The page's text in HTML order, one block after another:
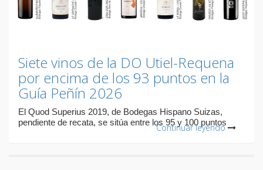
Siete vinos de la DO Utiel-Requena
por encima de los 93 puntos en la
Guía Peñín 2026
El Quod Superius 2019, de Bodegas Hispano Suizas,
pendiente de recata, se sitúa entre los 95 y 100 puntos
Continuar leyendo